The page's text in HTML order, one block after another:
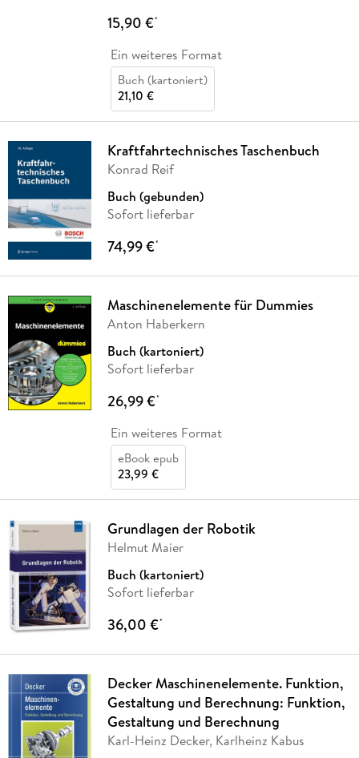
15,90 €*
Ein weiteres Format
Buch (kartoniert)
21,10 €
Kraftfahrtechnisches Taschenbuch
Konrad Reif
Buch (gebunden)
Sofort lieferbar
74,99 €*
Maschinenelemente für Dummies
Anton Haberkern
Buch (kartoniert)
Sofort lieferbar
26,99 €*
Ein weiteres Format
eBook epub
23,99 €
Grundlagen der Robotik
Helmut Maier
Buch (kartoniert)
Sofort lieferbar
36,00 €*
Decker Maschinenelemente. Funktion,
Gestaltung und Berechnung: Funktion,
Gestaltung und Berechnung
Karl-Heinz Decker, Karlheinz Kabus